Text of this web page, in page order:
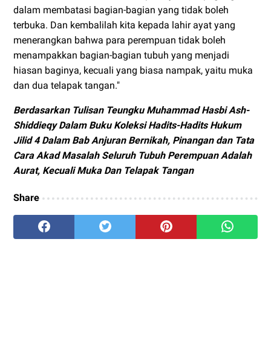
dalam membatasi bagian-bagian yang tidak boleh
terbuka. Dan kembalilah kita kepada lahir ayat yang
menerangkan bahwa para perempuan tidak boleh
menampakkan bagian-bagian tubuh yang menjadi
hiasan baginya, kecuali yang biasa nampak, yaitu muka
dan dua telapak tangan."
Berdasarkan Tulisan Teungku Muhammad Hasbi Ash-
Shiddieqy Dalam Buku Koleksi Hadits-Hadits Hukum
Jilid 4 Dalam Bab Anjuran Bernikah, Pinangan dan Tata
Cara Akad Masalah Seluruh Tubuh Perempuan Adalah
Aurat, Kecuali Muka Dan Telapak Tangan
Share